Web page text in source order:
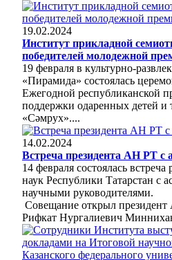
19.02.2024
Институт прикладной
победителей молодежной
19 февраля в культурно-
«Пирамида» состоялась
Ежегодной республиканской
поддержки одаренных детей и
«Сəмрух»....
14.02.2024
Встреча президента АН РТ с
14 февраля состоялась
наук Республики Татарстан с
научными руководителями.
Совещание открыл
Рифкат Нургалиевич